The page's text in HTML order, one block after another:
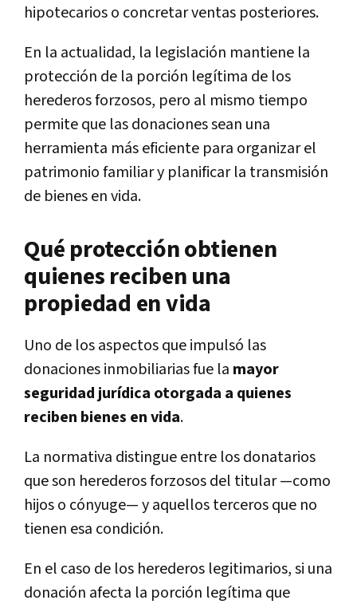
hipotecarios o concretar ventas posteriores.
En la actualidad, la legislación mantiene la
protección de la porción legítima de los
herederos forzosos, pero al mismo tiempo
permite que las donaciones sean una
herramienta más eficiente para organizar el
patrimonio familiar y planificar la transmisión
de bienes en vida.
Qué protección obtienen
quienes reciben una
propiedad en vida
Uno de los aspectos que impulsó las
donaciones inmobiliarias fue la mayor
seguridad jurídica otorgada a quienes
reciben bienes en vida.
La normativa distingue entre los donatarios
que son herederos forzosos del titular —como
hijos o cónyuge— y aquellos terceros que no
tienen esa condición.
En el caso de los herederos legitimarios, si una
donación afecta la porción legítima que